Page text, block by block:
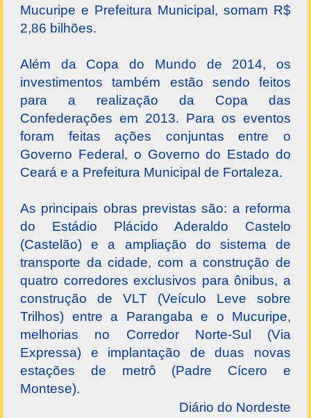
Mucuripe e Prefeitura Municipal, somam R$
2,86 bilhões.
Além da Copa do Mundo de 2014, os
investimentos também estão sendo feitos
para a realização da Copa das
Confederações em 2013. Para os eventos
foram feitas ações conjuntas entre o
Governo Federal, o Governo do Estado do
Ceará e a Prefeitura Municipal de Fortaleza.
As principais obras previstas são: a reforma
do Estádio Plácido Aderaldo Castelo
(Castelão) e a ampliação do sistema de
transporte da cidade, com a construção de
quatro corredores exclusivos para ônibus, a
construção de VLT (Veículo Leve sobre
Trilhos) entre a Parangaba e o Mucuripe,
melhorias no Corredor Norte-Sul (Via
Expressa) e implantação de duas novas
estações de metrô (Padre Cícero e
Montese).
Diário do Nordeste